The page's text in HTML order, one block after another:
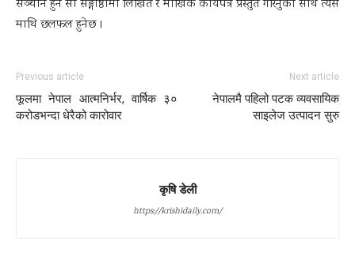
सञ्चान हुने सो सङ्गोष्ठीमा लिखित र मौखिक कार्यपत्र प्रस्तुत गरिनुका साथै त्यस
माथि छलफल हुनेछ ।
Previous article
फूलमा नेपाल आत्मनिर्भर, वार्षिक ३०
करोडभन्दा धेरैको कारोवार
Next article
नेपालमै पहिलो पटक व्यवसायिक
साइलेज उत्पादन सुरु
कृषि डेली
https://krishidaily.com/